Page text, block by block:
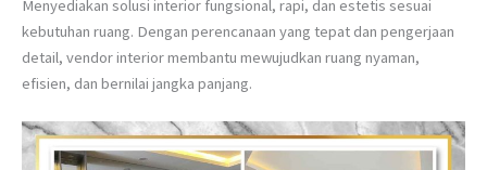
Menyediakan solusi interior fungsional, rapi, dan estetis sesuai
kebutuhan ruang. Dengan perencanaan yang tepat dan pengerjaan
detail, vendor interior membantu mewujudkan ruang nyaman,
efisien, dan bernilai jangka panjang.